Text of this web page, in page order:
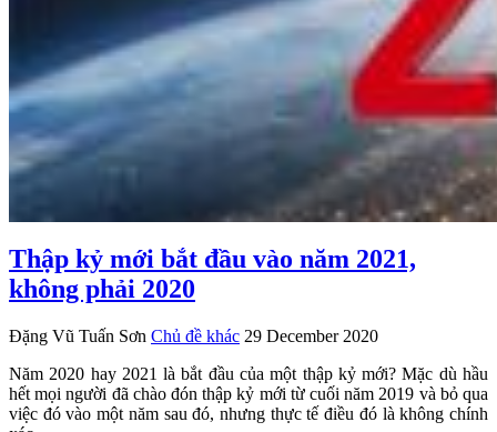
Thập kỷ mới bắt đầu vào năm 2021,
không phải 2020
Đặng Vũ Tuấn Sơn Chủ đề khác 29 December 2020
Năm 2020 hay 2021 là bắt đầu của một thập kỷ mới? Mặc dù hầu
hết mọi người đã chào đón thập kỷ mới từ cuối năm 2019 và bỏ qua
việc đó vào một năm sau đó, nhưng thực tế điều đó là không chính